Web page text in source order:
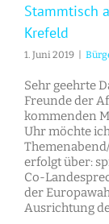
Stammtisch
Krefeld
1. Juni 2019
Sehr geehrte
Freunde der
kommenden
Uhr möchte
erfolgt über:
Co-
der
Ausrichtung